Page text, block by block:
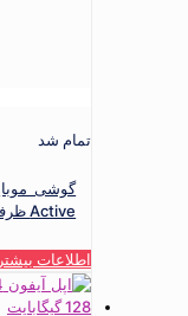
تمام شد
Active ظرفیت 512 گیگابایت و رم 6
اطلاعات بیشتر